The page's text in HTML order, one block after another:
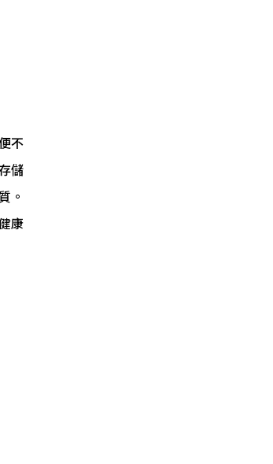
不
儲
。
康